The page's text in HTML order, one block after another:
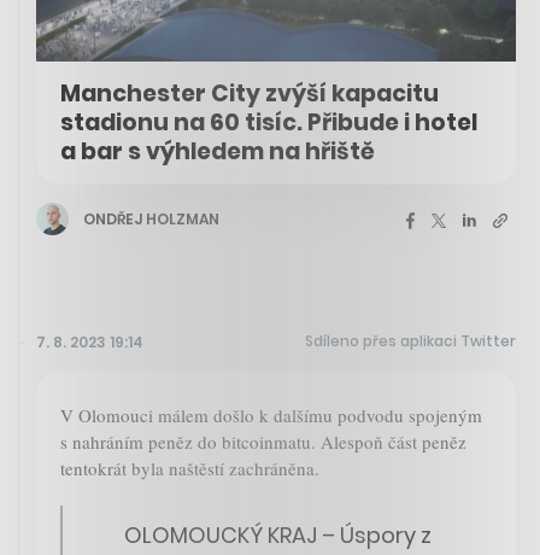
Manchester City zvýší kapacitu
stadionu na 60 tisíc. Přibude i hotel
a bar s výhledem na hřiště
ONDŘEJ HOLZMAN
7. 8. 2023 19:14 Sdíleno přes aplikaci Twitter
V Olomouci málem došlo k dalšímu podvodu spojeným
s nahráním peněz do bitcoinmatu. Alespoň část peněz
tentokrát byla naštěstí zachráněna.
OLOMOUCKÝ KRAJ – Úspory z